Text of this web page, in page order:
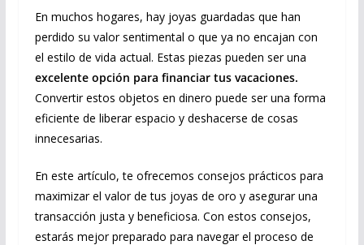
En muchos hogares, hay joyas guardadas que han
perdido su valor sentimental o que ya no encajan con
el estilo de vida actual. Estas piezas pueden ser una
excelente opción para financiar tus vacaciones.
Convertir estos objetos en dinero puede ser una forma
eficiente de liberar espacio y deshacerse de cosas
innecesarias.
En este artículo, te ofrecemos consejos prácticos para
maximizar el valor de tus joyas de oro y asegurar una
transacción justa y beneficiosa. Con estos consejos,
estarás mejor preparado para navegar el proceso de